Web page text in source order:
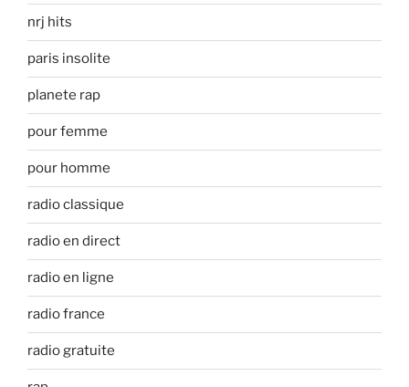
nrj hits
paris insolite
planete rap
pour femme
pour homme
radio classique
radio en direct
radio en ligne
radio france
radio gratuite